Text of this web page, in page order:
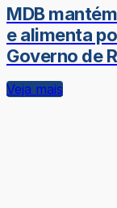
MDB
e alimenta
Governo de
Veja mais